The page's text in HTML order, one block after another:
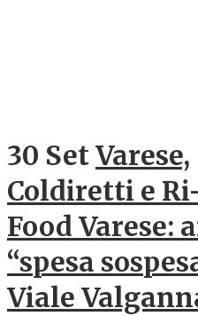
30 SetVarese,
Coldiretti e
Food Varese:
“spesa
Viale